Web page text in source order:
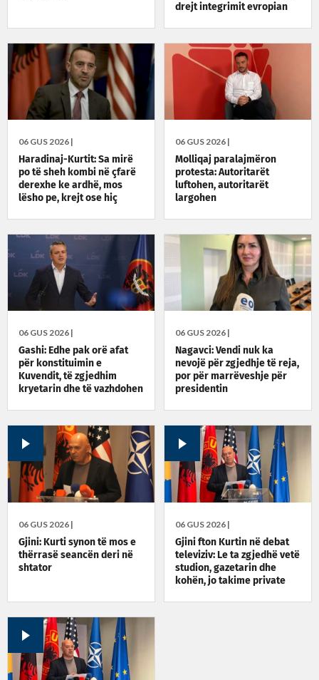
drejt integrimit evropian
06 GUS 2026 |
Haradinaj-Kurtit: Sa mirë
po të sheh kombi në çfarë
derexhe ke ardhë, mos
lësho pe, krejt ose hiç
06 GUS 2026 |
Molliqaj paralajmëron
protesta: Autoritarët
luftohen, autoritarët
largohen
06 GUS 2026 |
Gashi: Edhe pak orë afat
për konstituimin e
Kuvendit, të zgjedhim
kryetarin dhe të vazhdohen
06 GUS 2026 |
Nagavci: Vendi nuk ka
nevojë për zgjedhje të reja,
por për marrëveshje për
presidentin
06 GUS 2026 |
Gjini: Kurti synon të mos e
thërrasë seancën deri në
shtator
06 GUS 2026 |
Gjini fton Kurtin në debat
televiziv: Le ta zgjedhë vetë
studion, gazetarin dhe
kohën, jo takime private